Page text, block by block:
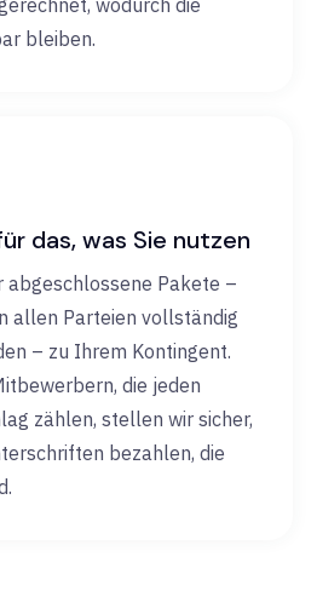
wodurch die
bleiben.
das, was Sie nutzen
abgeschlossene Pakete –
allen Parteien vollständig
– zu Ihrem Kontingent.
die jeden
zählen, stellen wir sicher,
bezahlen, die